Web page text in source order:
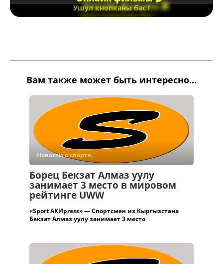
Ушул кнопканы бас !
Вам также может быть интересно...
Новости о спорте.
Борец Бекзат Алмаз уулу
занимает 3 место в мировом
рейтинге UWW
«Sport АКИpress» — Спортсмен из Кыргызстана
Бекзат Алмаз уулу занимает 3 место